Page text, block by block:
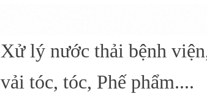
Xử lý nước thải bệnh
vải tóc, tóc, Phế phẩm....